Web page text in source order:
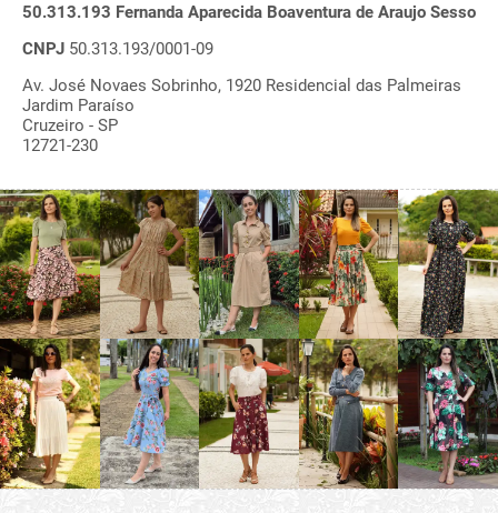
50.313.193 Fernanda Aparecida Boaventura de Araujo Sesso
CNPJ 50.313.193/0001-09
Av. José Novaes Sobrinho, 1920 Residencial das Palmeiras
Jardim Paraíso
Cruzeiro - SP
12721-230